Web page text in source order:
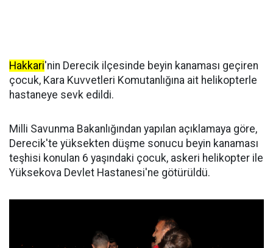
Hakkari'nin Derecik ilçesinde beyin kanaması geçiren
çocuk, Kara Kuvvetleri Komutanlığına ait helikopterle
hastaneye sevk edildi.
Milli Savunma Bakanlığından yapılan açıklamaya göre,
Derecik'te yüksekten düşme sonucu beyin kanaması
teşhisi konulan 6 yaşındaki çocuk, askeri helikopter ile
Yüksekova Devlet Hastanesi'ne götürüldü.